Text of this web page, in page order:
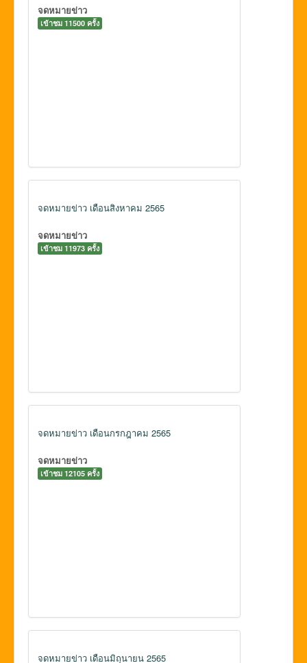
จดหมายข่าว
เข้าชม 11500 ครั้ง
จดหมายข่าว เดือนสิงหาคม 2565
จดหมายข่าว
เข้าชม 11973 ครั้ง
จดหมายข่าว เดือนกรกฎาคม 2565
จดหมายข่าว
เข้าชม 12105 ครั้ง
จดหมายข่าว เดือนมิถุนายน 2565